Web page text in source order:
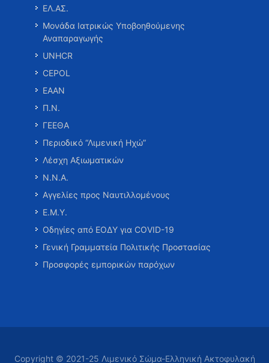
ΕΛ.ΑΣ.
Μονάδα Ιατρικώς Υποβοηθούμενης
Αναπαραγωγής
UNHCR
CEPOL
ΕΑΑΝ
Π.Ν.
ΓΕΕΘΑ
Περιοδικό “Λιμενική Ηχώ”
Λέσχη Αξιωματικών
Ν.Ν.Α.
Αγγελίες προς Ναυτιλλομένους
Ε.Μ.Υ.
Οδηγίες από ΕΟΔΥ για COVID-19
Γενική Γραμματεία Πολιτικής Προστασίας
Προσφορές εμπορικών παρόχων
Copyright © 2021-25 Λιμενικό Σώμα-Ελληνική Ακτοφυλακή